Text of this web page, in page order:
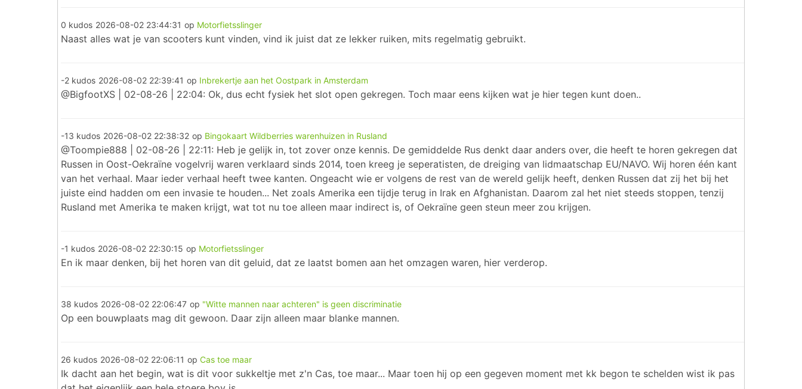
0 kudos 2026-08-02 23:44:31 op Motorfietsslinger
Naast alles wat je van scooters kunt vinden, vind ik juist dat ze lekker ruiken, mits regelmatig gebruikt.
-2 kudos 2026-08-02 22:39:41 op Inbrekertje aan het Oostpark in Amsterdam
@BigfootXS | 02-08-26 | 22:04: Ok, dus echt fysiek het slot open gekregen. Toch maar eens kijken wat je hier tegen kunt doen..
-13 kudos 2026-08-02 22:38:32 op Bingokaart Wildberries warenhuizen in Rusland
@Toompie888 | 02-08-26 | 22:11: Heb je gelijk in, tot zover onze kennis. De gemiddelde Rus denkt daar anders over, die heeft te horen gekregen dat
Russen in Oost-Oekraïne vogelvrij waren verklaard sinds 2014, toen kreeg je seperatisten, de dreiging van lidmaatschap EU/NAVO. Wij horen één kant
van het verhaal. Maar ieder verhaal heeft twee kanten. Ongeacht wie er volgens de rest van de wereld gelijk heeft, denken Russen dat zij het bij het
juiste eind hadden om een invasie te houden... Net zoals Amerika een tijdje terug in Irak en Afghanistan. Daarom zal het niet steeds stoppen, tenzij
Rusland met Amerika te maken krijgt, wat tot nu toe alleen maar indirect is, of Oekraïne geen steun meer zou krijgen.
-1 kudos 2026-08-02 22:30:15 op Motorfietsslinger
En ik maar denken, bij het horen van dit geluid, dat ze laatst bomen aan het omzagen waren, hier verderop.
38 kudos 2026-08-02 22:06:47 op "Witte mannen naar achteren" is geen discriminatie
Op een bouwplaats mag dit gewoon. Daar zijn alleen maar blanke mannen.
26 kudos 2026-08-02 22:06:11 op Cas toe maar
Ik dacht aan het begin, wat is dit voor sukkeltje met z'n Cas, toe maar... Maar toen hij op een gegeven moment met kk begon te schelden wist ik pas